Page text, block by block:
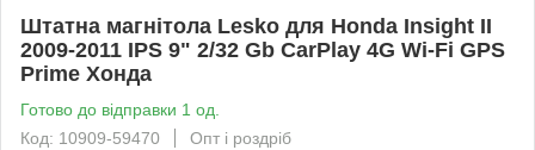
Штатна магнітола Lesko для Honda Insight II
2009-2011 IPS 9" 2/32 Gb CarPlay 4G Wi-Fi GPS
Prime Хонда
Готово до відправки 1 од.
Код: 10909-59470
Опт і роздріб